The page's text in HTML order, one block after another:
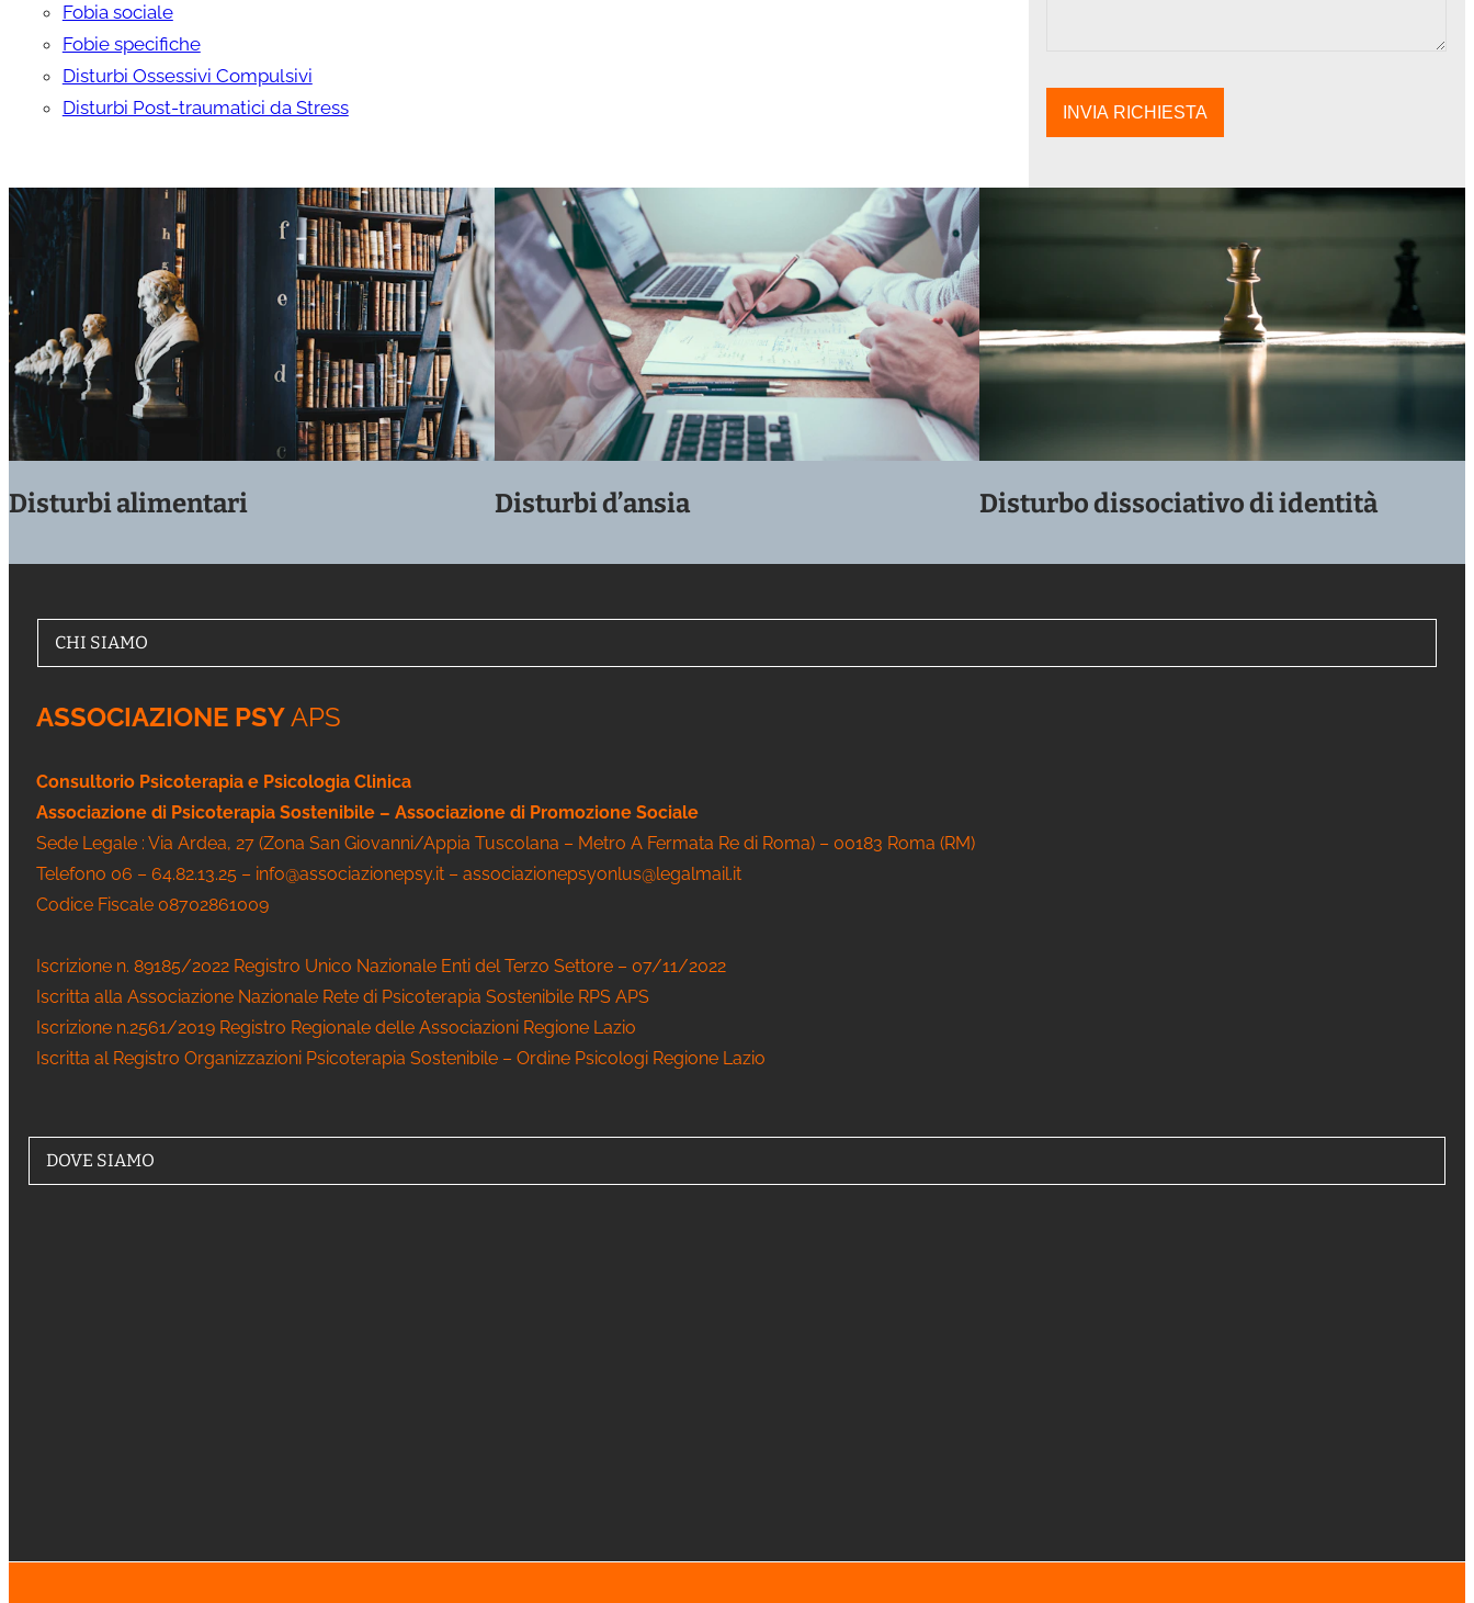
Fobia sociale
Fobie specifiche
Disturbi Ossessivi Compulsivi
Disturbi Post-traumatici da Stress
Disturbi alimentari Disturbi d’ansia Disturbo dissociativo di identità
CHI SIAMO
ASSOCIAZIONE PSYAPS
Consultorio Psicoterapia e Psicologia Clinica
Associazione di Psicoterapia Sostenibile – Associazione di Promozione Sociale
Sede Legale : Via Ardea, 27 (Zona San Giovanni/Appia Tuscolana – Metro A Fermata Re di Roma) – 00183 Roma (RM)
Telefono 06 – 64.82.13.25 – info@associazionepsy.it – associazionepsyonlus@legalmail.it
Codice Fiscale 08702861009
Iscrizione n. 89185/2022 Registro Unico Nazionale Enti del Terzo Settore – 07/11/2022
Iscritta alla Associazione Nazionale Rete di Psicoterapia Sostenibile RPS APS
Iscrizione n.2561/2019 Registro Regionale delle Associazioni Regione Lazio
Iscritta al Registro Organizzazioni Psicoterapia Sostenibile – Ordine Psicologi Regione Lazio
DOVE SIAMO